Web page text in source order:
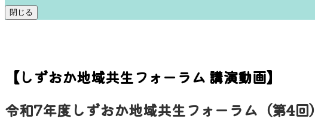
閉じる
【しずおか地域共生フォーラム 講演動画】
令和7年度しずおか地域共生フォーラム（第4回）